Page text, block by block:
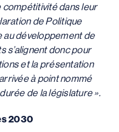
compétitivité dans leur
de Politique
au développement de
s’alignent donc pour
et la présentation
à point nommé
de la législature ».
2030